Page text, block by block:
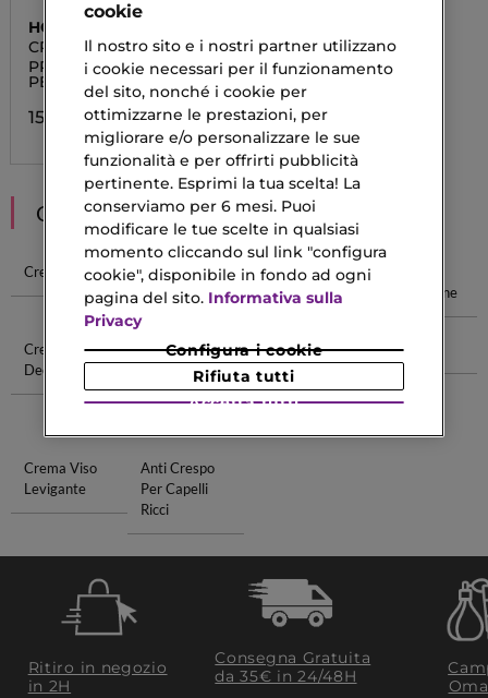
HOLIKA HOLIKA
CREMA MANI
PRIME YOUTH MAYOU
PERFECTION H
15,69 €
CONSIGLIATI PER TE
Crema Solare
Crema Per
Ricci
Crema Per
Cicatrici
Viso Coreane
Crema
Deodorante
Barriera
Danneggiata
Shampoo Anti
Giallo
Lip Primer
Crema Viso
Levigante
Anti Crespo
Per Capelli
Ricci
Ritiro in negozio
in 2H
Consegna Gratuita
da 35€​ in 24/48H
cookie
Il nostro sito e i nostri partner utilizzano
i cookie necessari per il funzionamento
del sito, nonché i cookie per
ottimizzarne le prestazioni, per
migliorare e/o personalizzare le sue
funzionalità e per offrirti pubblicità
pertinente. Esprimi la tua scelta! La
conserviamo per 6 mesi. Puoi
modificare le tue scelte in qualsiasi
momento cliccando sul link "configura
cookie", disponibile in fondo ad ogni
pagina del sito. Informativa sulla
Privacy
Configura i cookie
Rifiuta tutti
Accetta tutti